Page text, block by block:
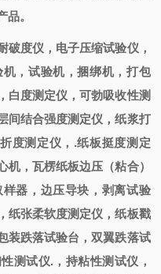
。
破度仪，电子压缩试验仪，
，试验机，捆绑机，打包
白度测定仪，可勃吸收性测
间结合强度测定仪，纸浆打
度测定仪，.纸板挺度测定
，瓦楞纸板边压（粘合）
器，边压导块，剥离试验
纸张柔软度测定仪，纸板戳
装跌落试验台，双翼跌落试
测试仪.，持粘性测试仪，